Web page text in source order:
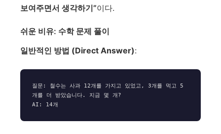
보여주면서 생각하기”이다.
쉬운 비유: 수학 문제 풀이
일반적인 방법 (Direct Answer):
질문: 철수는 사과 12개를 가지고 있었고, 3개를 먹고 5
개를 더 받았습니다. 지금 몇 개?